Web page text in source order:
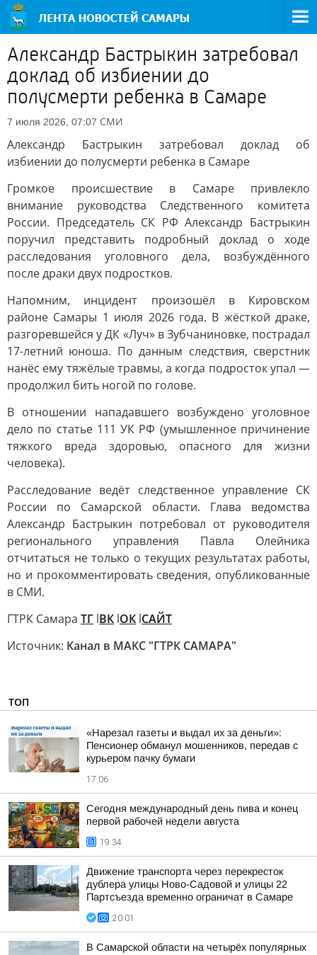
Александр Бастрыкин затребовал
доклад об избиении до
полусмерти ребенка в Самаре
7 июля 2026, 07:07 СМИ
Александр Бастрыкин затребовал доклад об
избиении до полусмерти ребенка в Самаре
Громкое происшествие в Самаре привлекло
внимание руководства Следственного комитета
России. Председатель СК РФ Александр Бастрыкин
поручил представить подробный доклад о ходе
расследования уголовного дела, возбуждённого
после драки двух подростков.
Напомним, инцидент произошёл в Кировском
районе Самары 1 июля 2026 года. В жёсткой драке,
разгоревшейся у ДК «Луч» в Зубчаниновке, пострадал
17-летний юноша. По данным следствия, сверстник
нанёс ему тяжёлые травмы, а когда подросток упал —
продолжил бить ногой по голове.
В отношении нападавшего возбуждено уголовное
дело по статье 111 УК РФ (умышленное причинение
тяжкого вреда здоровью, опасного для жизни
человека).
Расследование ведёт следственное управление СК
России по Самарской области. Глава ведомства
Александр Бастрыкин потребовал от руководителя
регионального управления Павла Олейника
отчитаться не только о текущих результатах работы,
но и прокомментировать сведения, опубликованные
в СМИ.
ГТРК Самара ТГ lВК lОК lСАЙТ
Источник: Канал в МАКС "ГТРК САМАРА"
ТОП
«Нарезал газеты и выдал их за деньги»:
Пенсионер обманул мошенников, передав с
курьером пачку бумаги
17:06
Сегодня международный день пива и конец
первой рабочей недели августа
19:34
Движение транспорта через перекресток
дублера улицы Ново-Садовой и улицы 22
Партсъезда временно ограничат в Самаре
20:01
В Самарской области на четырёх популярных